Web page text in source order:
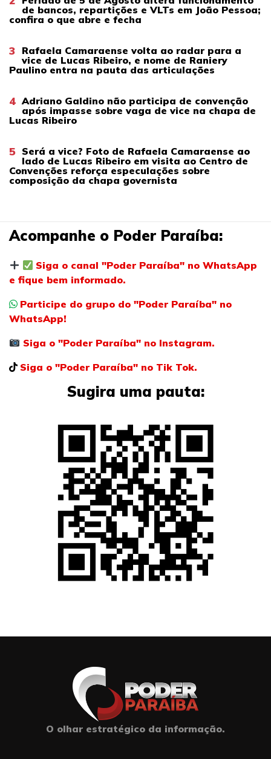
de bancos, repartições e VLTs em João Pessoa;
confira o que abre e fecha
3 Rafaela Camaraense volta ao radar para a
vice de Lucas Ribeiro, e nome de Raniery
Paulino entra na pauta das articulações
4 Adriano Galdino não participa de convenção
após impasse sobre vaga de vice na chapa de
Lucas Ribeiro
5 Será a vice? Foto de Rafaela Camaraense ao
lado de Lucas Ribeiro em visita ao Centro de
Convenções reforça especulações sobre
composição da chapa governista
Acompanhe o Poder Paraíba:
Siga o canal "Poder Paraíba" no WhatsApp
e fique bem informado.
Participe do grupo do "Poder Paraíba" no
WhatsApp!
Siga o "Poder Paraíba" no Instagram.
Siga o "Poder Paraíba" no Tik Tok.
Sugira uma pauta:
O olhar estratégico da informação.